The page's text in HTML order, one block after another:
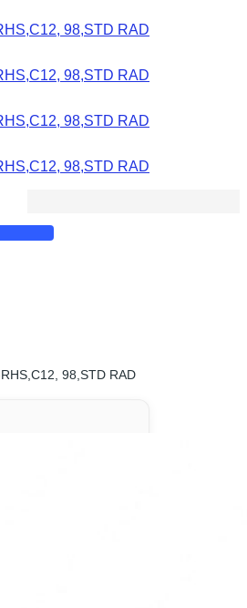
98,STD RAD